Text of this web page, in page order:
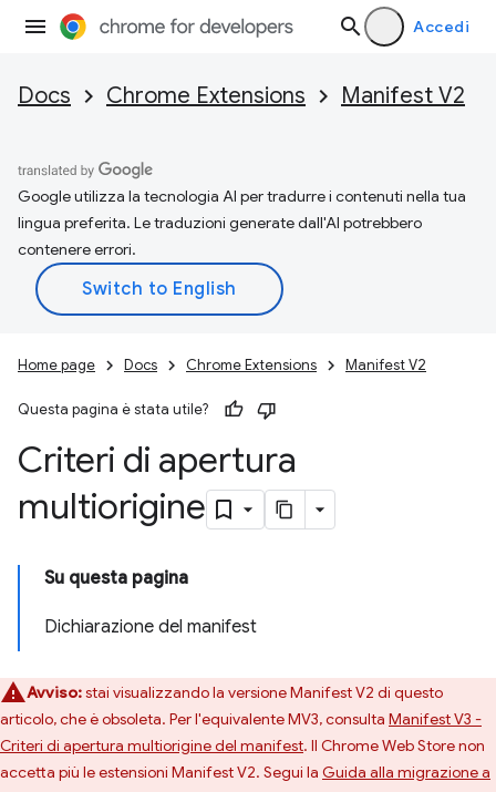
Accedi
Docs Chrome Extensions Manifest V2
Google utilizza la tecnologia AI per tradurre i contenuti nella tua
lingua preferita. Le traduzioni generate dall'AI potrebbero
contenere errori.
Home page Docs Chrome Extensions Manifest V2
Questa pagina è stata utile?
Criteri di apertura
multiorigine
Su questa pagina
Dichiarazione del manifest
Avviso:stai visualizzando la versione Manifest V2 di questo
articolo, che è obsoleta. Per l'equivalente MV3, consulta Manifest V3 -
Criteri di apertura multiorigine del manifest. Il Chrome Web Store non
accetta più le estensioni Manifest V2. Segui la Guida alla migrazione a